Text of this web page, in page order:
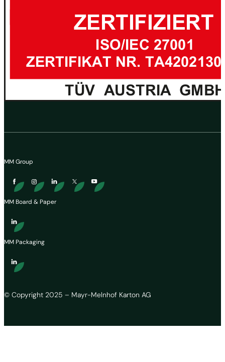
© Copyright 2025 – Mayr-Melnhof Karton AG
MM Group
MM Board & Paper
MM Packaging